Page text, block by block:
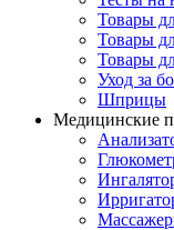
Товары
Товары
Товары
Уход за
Шприцы
Медицинские